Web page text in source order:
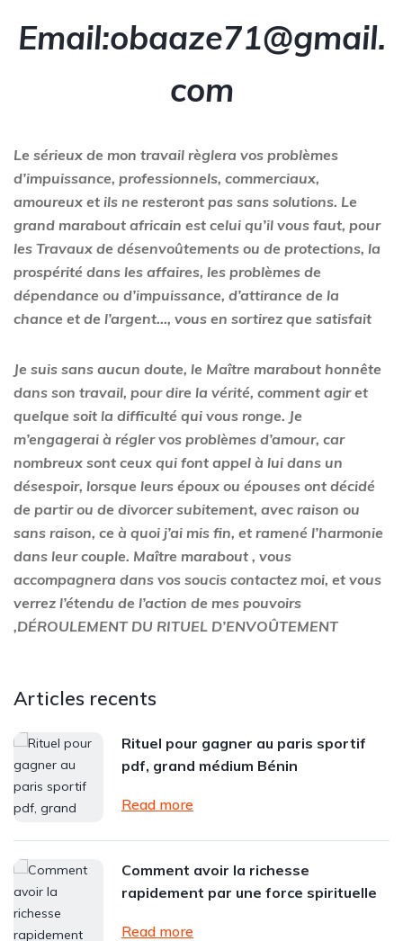
Email:obaaze71@gmail.
com
Le sérieux de mon travail règlera vos problèmes
d’impuissance, professionnels, commerciaux,
amoureux et ils ne resteront pas sans solutions. Le
grand marabout africain est celui qu’il vous faut, pour
les Travaux de désenvoûtements ou de protections, la
prospérité dans les affaires, les problèmes de
dépendance ou d’impuissance, d’attirance de la
chance et de l’argent…, vous en sortirez que satisfait
Je suis sans aucun doute, le Maître marabout honnête
dans son travail, pour dire la vérité, comment agir et
quelque soit la difficulté qui vous ronge. Je
m’engagerai à régler vos problèmes d’amour, car
nombreux sont ceux qui font appel à lui dans un
désespoir, lorsque leurs époux ou épouses ont décidé
de partir ou de divorcer subitement, avec raison ou
sans raison, ce à quoi j’ai mis fin, et ramené l’harmonie
dans leur couple. Maître marabout , vous
accompagnera dans vos soucis contactez moi, et vous
verrez l’étendu de l’action de mes pouvoirs
,DÉROULEMENT DU RITUEL D’ENVOÛTEMENT
Articles recents
Rituel pour gagner au paris sportif
pdf, grand médium Bénin
Read more
Comment avoir la richesse
rapidement par une force spirituelle
Read more